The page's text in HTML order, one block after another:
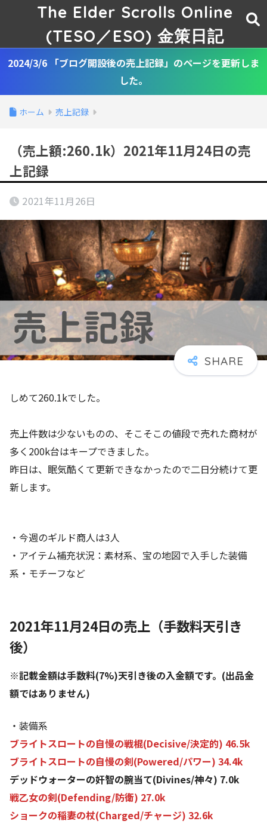
The Elder Scrolls Online
(TESO／ESO) 金策日記
2024/3/6 「ブログ開設後の売上記録」のページを更新しま
した。
ホーム 売上記録
（売上額:260.1k）2021年11月24日の売
上記録
2021年11月26日
しめて260.1kでした。
売上件数は少ないものの、そこそこの値段で売れた商材が
多く200k台はキープできました。
昨日は、眠気酷くて更新できなかったので二日分続けて更
新します。
・今週のギルド商人は3人
・アイテム補充状況：素材系、宝の地図で入手した装備
系・モチーフなど
2021年11月24日の売上（手数料天引き
後）
※記載金額は手数料(7%)天引き後の入金額です。(出品金
額ではありません)
・装備系
ブライトスロートの自慢の戦棍(Decisive/決定的) 46.5k
ブライトスロートの自慢の剣(Powered/パワー) 34.4k
デッドウォーターの奸智の腕当て(Divines/神々) 7.0k
戦乙女の剣(Defending/防衛) 27.0k
ショークの稲妻の杖(Charged/チャージ) 32.6k